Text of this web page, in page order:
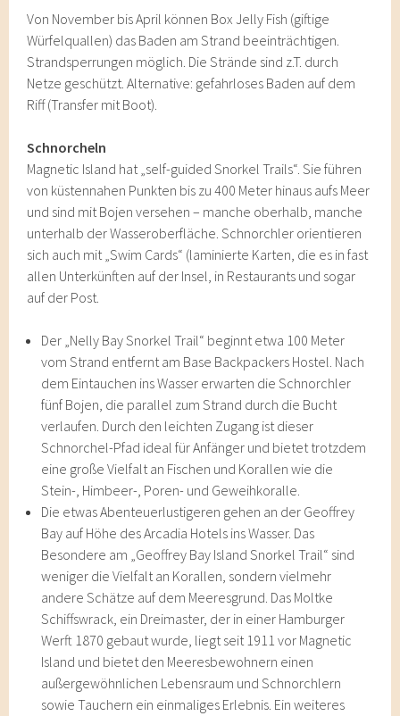
Von November bis April können Box Jelly Fish (giftige
Würfelquallen) das Baden am Strand beeinträchtigen.
Strandsperrungen möglich. Die Strände sind z.T. durch
Netze geschützt. Alternative: gefahrloses Baden auf dem
Riff (Transfer mit Boot).
Schnorcheln
Magnetic Island hat „self-guided Snorkel Trails“. Sie führen
von küstennahen Punkten bis zu 400 Meter hinaus aufs Meer
und sind mit Bojen versehen – manche oberhalb, manche
unterhalb der Wasseroberfläche. Schnorchler orientieren
sich auch mit „Swim Cards“ (laminierte Karten, die es in fast
allen Unterkünften auf der Insel, in Restaurants und sogar
auf der Post.
Der „Nelly Bay Snorkel Trail“ beginnt etwa 100 Meter
vom Strand entfernt am Base Backpackers Hostel. Nach
dem Eintauchen ins Wasser erwarten die Schnorchler
fünf Bojen, die parallel zum Strand durch die Bucht
verlaufen. Durch den leichten Zugang ist dieser
Schnorchel-Pfad ideal für Anfänger und bietet trotzdem
eine große Vielfalt an Fischen und Korallen wie die
Stein-, Himbeer-, Poren- und Geweihkoralle.
Die etwas Abenteuerlustigeren gehen an der Geoffrey
Bay auf Höhe des Arcadia Hotels ins Wasser. Das
Besondere am „Geoffrey Bay Island Snorkel Trail“ sind
weniger die Vielfalt an Korallen, sondern vielmehr
andere Schätze auf dem Meeresgrund. Das Moltke
Schiffswrack, ein Dreimaster, der in einer Hamburger
Werft 1870 gebaut wurde, liegt seit 1911 vor Magnetic
Island und bietet den Meeresbewohnern einen
außergewöhnlichen Lebensraum und Schnorchlern
sowie Tauchern ein einmaliges Erlebnis. Ein weiteres